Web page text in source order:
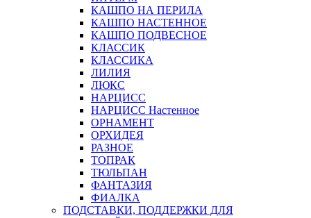
КАШПО НА ПЕРИЛА
КАШПО НАСТЕННОЕ
КАШПО ПОДВЕСНОЕ
КЛАССИК
КЛАССИКА
ЛИЛИЯ
ЛЮКС
НАРЦИСС
НАРЦИСС Настенное
ОРНАМЕНТ
ОРХИДЕЯ
РАЗНОЕ
ТОПРАК
ТЮЛЬПАН
ФАНТАЗИЯ
ФИАЛКА
ПОДСТАВКИ, ПОДДЕРЖКИ ДЛЯ